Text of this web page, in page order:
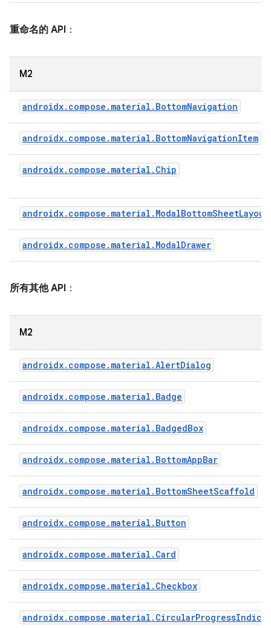
重命名的 API ：
M2
androidx.compose.material.BottomNavigation
androidx.compose.material.BottomNavigationItem
androidx.compose.material.Chip
androidx.compose.material.ModalBottomSheetLayout
androidx.compose.material.ModalDrawer
所有其他 API ：
M2
androidx.compose.material.AlertDialog
androidx.compose.material.Badge
androidx.compose.material.BadgedBox
androidx.compose.material.BottomAppBar
androidx.compose.material.BottomSheetScaffold
androidx.compose.material.Button
androidx.compose.material.Card
androidx.compose.material.Checkbox